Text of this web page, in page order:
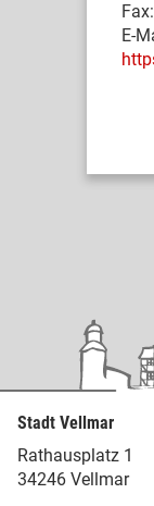
E-
Stadt Vellmar
Rathausplatz 1
34246 Vellmar